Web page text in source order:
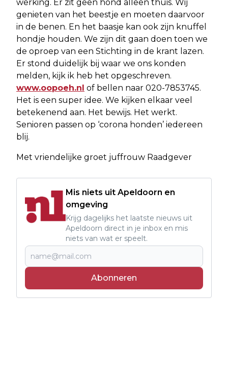
werking. Er zit geen hond alleen thuis. Wij
genieten van het beestje en moeten daarvoor
in de benen. En het baasje kan ook zijn knuffel
hondje houden. We zijn dit gaan doen toen we
de oproep van een Stichting in de krant lazen.
Er stond duidelijk bij waar we ons konden
melden, kijk ik heb het opgeschreven.
www.oopoeh.nl of bellen naar 020-7853745.
Het is een super idee. We kijken elkaar veel
betekenend aan. Het bewijs. Het werkt.
Senioren passen op ‘corona honden’ iedereen
blij.
Met vriendelijke groet juffrouw Raadgever
Mis niets uit Apeldoorn en
omgeving
Krijg dagelijks het laatste nieuws uit
Apeldoorn direct in je inbox en mis
niets van wat er speelt.
Abonneren